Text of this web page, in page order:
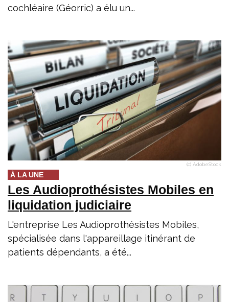
cochléaire (Géorric) a élu un...
(c) AdobeStock
À LA UNE
Les Audioprothésistes Mobiles en
liquidation judiciaire
L'entreprise Les Audioprothésistes Mobiles,
spécialisée dans l'appareillage itinérant de
patients dépendants, a été...